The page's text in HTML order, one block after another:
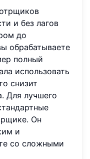
и без лагов
до
обрабатываете
полный
использовать
снизит
Для лучшего
Он
и
со сложными